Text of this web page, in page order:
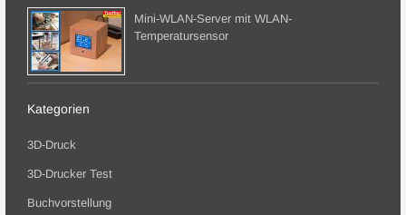
Mini-WLAN-Server mit WLAN-
Temperatursensor
Kategorien
3D-Druck
3D-Drucker Test
Buchvorstellung